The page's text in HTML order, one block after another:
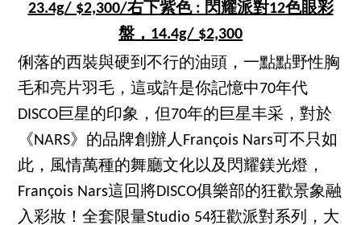
23.4g/ $2,300/右下紫色 : 閃耀派對12色眼彩
盤，14.4g/ $2,300
俐落的西裝與硬到不行的油頭，一點點野性胸
毛和亮片羽毛，這或許是你記憶中70年代
DISCO巨星的印象，但70年的巨星丰采，對於
《NARS》的品牌創辦人François Nars可不只如
此，風情萬種的舞廳文化以及閃耀鎂光燈，
François Nars這回將DISCO俱樂部的狂歡景象融
入彩妝！全套限量Studio 54狂歡派對系列，大